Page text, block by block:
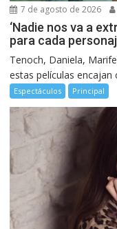
7 de agosto de 2026
‘Nadie nos va a
para cada
Tenoch, Daniela,
estas películas encajan
Espectáculos Principal